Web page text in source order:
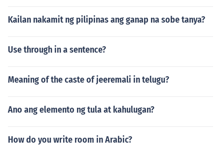
Kailan nakamit ng pilipinas ang ganap na sobe tanya?
Use through in a sentence?
Meaning of the caste of jeeremali in telugu?
Ano ang elemento ng tula at kahulugan?
How do you write room in Arabic?